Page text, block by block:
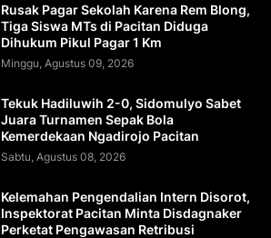
Rusak Pagar Sekolah Karena Rem Blong,
Tiga Siswa MTs di Pacitan Diduga
Dihukum Pikul Pagar 1 Km
Minggu, Agustus 09, 2026
Tekuk Hadiluwih 2-0, Sidomulyo Sabet
Juara Turnamen Sepak Bola
Kemerdekaan Ngadirojo Pacitan
Sabtu, Agustus 08, 2026
Kelemahan Pengendalian Intern Disorot,
Inspektorat Pacitan Minta Disdagnaker
Perketat Pengawasan Retribusi